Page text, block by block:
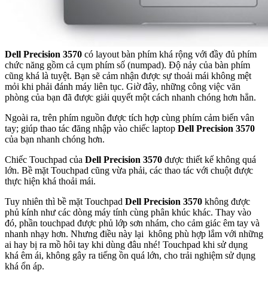
Dell Precision 3570 có layout bàn phím khá rộng với đầy đủ phím
chức năng gồm cả cụm phím số (numpad). Độ nảy của bàn phím
cũng khá là tuyệt. Bạn sẽ cảm nhận được sự thoải mái không mệt
mỏi khi phải đánh máy liên tục. Giờ đây, những công việc văn
phòng của bạn đã được giải quyết một cách nhanh chóng hơn hẳn.
Ngoài ra, trên phím nguồn được tích hợp cùng phím cảm biến vân
tay; giúp thao tác đăng nhập vào chiếc laptop Dell Precision 3570
của bạn nhanh chóng hơn.
Chiếc Touchpad của Dell Precision 3570 được thiết kế không quá
lớn. Bề mặt Touchpad cũng vừa phải, các thao tác với chuột được
thực hiện khá thoải mái.
Tuy nhiên thì bề mặt Touchpad Dell Precision 3570 không được
phủ kính như các dòng máy tính cùng phân khúc khác. Thay vào
đó, phần touchpad được phủ lớp sơn nhám, cho cảm giác êm tay và
nhanh nhạy hơn. Nhưng điều này lại không phù hợp lắm với những
ai hay bị ra mồ hôi tay khi dùng đâu nhé! Touchpad khi sử dụng
khá êm ái, không gây ra tiếng ồn quá lớn, cho trải nghiệm sử dụng
khá ổn áp.